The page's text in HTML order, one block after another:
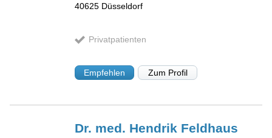
40625 Düsseldorf
Privatpatienten
Empfehlen Zum Profil
Dr. med. Hendrik Feldhaus